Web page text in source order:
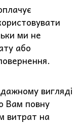
ми не
або
вигляді
Вам повну
витрат на